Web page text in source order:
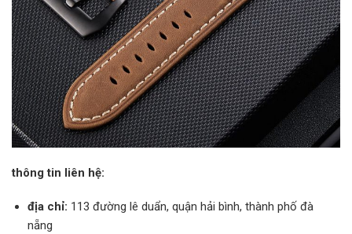
thông tin liên hệ:
địa chỉ: 113 đường lê duẩn, quận hải bình, thành phố đà
nẵng